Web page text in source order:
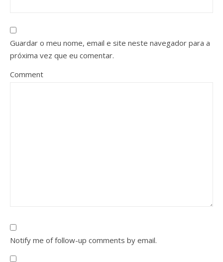
Guardar o meu nome, email e site neste navegador para a
próxima vez que eu comentar.
Comment
Notify me of follow-up comments by email.